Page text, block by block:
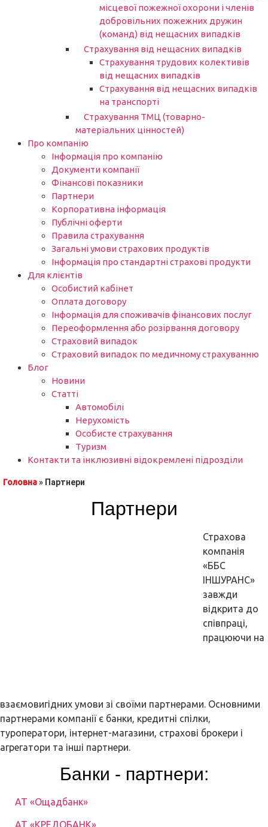
місцевої пожежної охорони і членів
добровільних пожежних дружин
(команд) від нещасних випадків
Страхування від нещасних випадків
Страхування трудових колективів
від нещасних випадків
Страхування від нещасних випадків
на транспорті
Страхування ТМЦ (товарно-
матеріальних цінностей)
Про компанію
Інформація про компанію
Документи компанії
Фінансові показники
Партнери​
Корпоративна інформація
Публічні оферти
Правила страхування
Загальні умови страхових продуктів
Інформація про стандартні страхові продукти
Для клієнтів
Особистий кабінет
Оплата договору
Інформація для споживачів фінансових послуг
Переоформлення або розірвання договору
Страховий випадок
Страховий випадок по медичному страхуванню
Блог
Новини
Статті
Автомобілі
Нерухомість
Особисте страхування
Туризм
Контакти та інклюзивні відокремлені підрозділи
Головна» Партнери​
Партнери
Страхова
компанія
«ББС
ІНШУРАНС»
завжди
відкрита до
співпраці,
працюючи на
взаємовигідних умови зі своїми партнерами. Основними
партнерами компанії є банки, кредитні спілки,
туроператори, інтернет-магазини, страхові брокери і
агрегатори та інші партнери.
Банки - партнери:
АТ «Ощадбанк»
АТ «КРЕДОБАНК»